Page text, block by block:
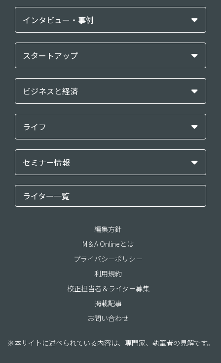
インタビュー・事例
スタートアップ
ビジネスと経済
ライフ
セミナー情報
ライター一覧
編集方針
M＆A Onlineとは
プライバシーポリシー
利用規約
校正担当者＆ライター募集
掲載記事
お問い合わせ
※本サイトに述べられている内容は、専門家、執筆者の見解です。